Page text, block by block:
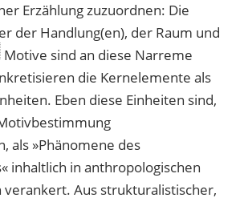
Erzählung zuzuordnen: Die
der Handlung(en), der Raum und
Motive sind an diese Narreme
die Kernelemente als
Eben diese Einheiten sind,
als »Phänomene des
inhaltlich in anthropologischen
Aus strukturalistischer,